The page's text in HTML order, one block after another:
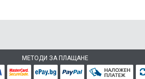
МЕТОДИ ЗА ПЛАЩАНЕ